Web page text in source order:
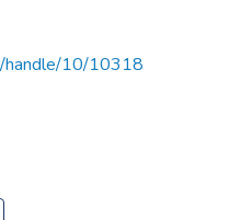
handle/10/10318